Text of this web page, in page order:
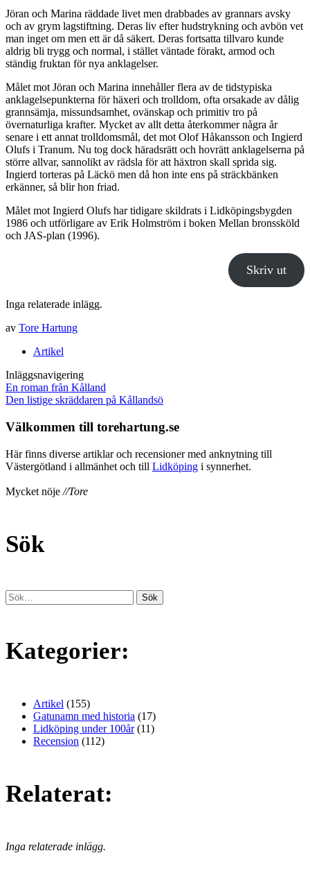
Jöran och Marina räddade livet men drabbades av grannars avsky
och av grym lagstiftning. Deras liv efter hudstrykning och avbön vet
man inget om men ett är då säkert. Deras fortsatta tillvaro kunde
aldrig bli trygg och normal, i stället väntade förakt, armod och
ständig fruktan för nya anklagelser.
Målet mot Jöran och Marina innehåller flera av de tidstypiska
anklagelsepunkterna för häxeri och trolldom, ofta orsakade av dålig
grannsämja, missundsamhet, ovänskap och primitiv tro på
övernaturliga krafter. Mycket av allt detta återkommer några år
senare i ett annat trolldomsmål, det mot Olof Håkansson och Ingierd
Olufs i Tranum. Nu tog dock häradsrätt och hovrätt anklagelserna på
större allvar, sannolikt av rädsla för att häxtron skall sprida sig.
Ingierd torteras på Läckö men då hon inte ens på sträckbänken
erkänner, så blir hon friad.
Målet mot Ingierd Olufs har tidigare skildrats i Lidköpingsbygden
1986 och utförligare av Erik Holmström i boken Mellan bronssköld
och JAS-plan (1996).
Skriv ut
Inga relaterade inlägg.
av Tore Hartung
Artikel
Inläggsnavigering
En roman från Kålland
Den listige skräddaren på Kållandsö
Välkommen till torehartung.se
Här finns diverse artiklar och recensioner med anknytning till
Västergötland i allmänhet och till Lidköping i synnerhet.
Mycket nöje //Tore
Sök
Kategorier:
Artikel (155)
Gatunamn med historia (17)
Lidköping under 100år(11)
Recension (112)
Relaterat:
Inga relaterade inlägg.